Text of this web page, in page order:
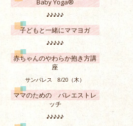
♪♪♪♪♪
子どもと一緒にママヨガ
♪♪♪♪♪
赤ちゃんのやわらか抱き方講
座
サンパレス 8/20（木）
ママのための バレエストレ
ッチ
♪♪♪♪♪